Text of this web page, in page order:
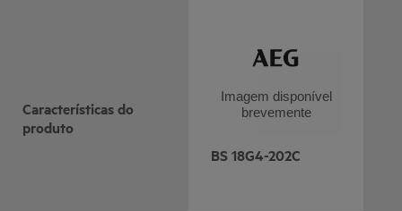
Características do
produto
Imagem disponível
brevemente
BS 18G4-202C